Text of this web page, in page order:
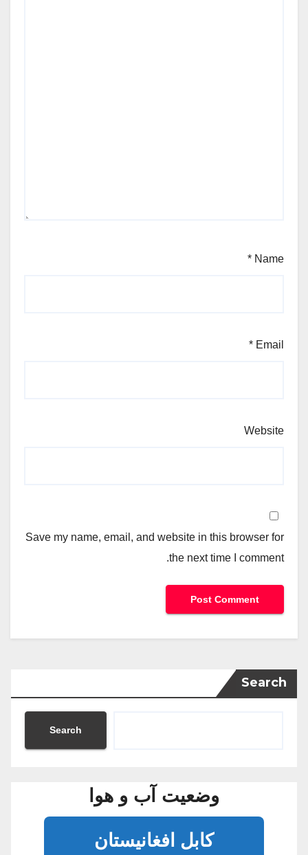
Name
*
Email
*
Website
Save my name, email, and website in this browser for
the next time I comment.
Search
Search
وضعیت آب و هوا
کابل افغانیستان